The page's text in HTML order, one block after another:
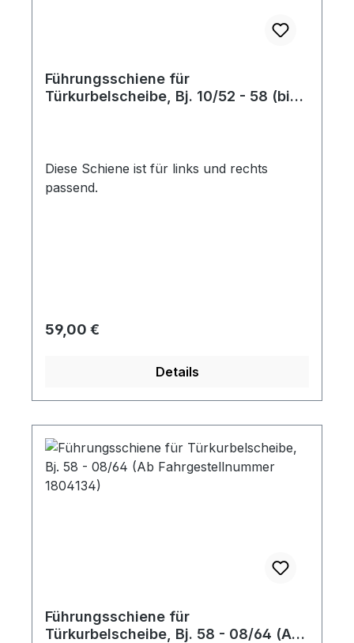
Führungsschiene für
Türkurbelscheibe, Bj. 10/52 - 58 (bis
Diese Schiene ist für links und rechts
passend.
Regulärer Preis:
59,00 €
Details
Führungsschiene für
Türkurbelscheibe, Bj. 58 - 08/64 (Ab